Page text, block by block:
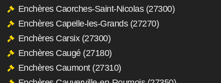
Enchères Caorches-Saint-Nicolas (27300)
Enchères Capelle-les-Grands (27270)
Enchères Carsix (27300)
Enchères Caugé (27180)
Enchères Caumont (27310)